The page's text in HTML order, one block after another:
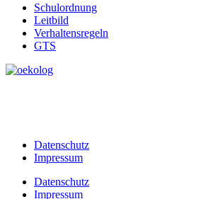
Schulordnung
Leitbild
Verhaltensregeln
GTS
Datenschutz
Impressum
Datenschutz
Impressum